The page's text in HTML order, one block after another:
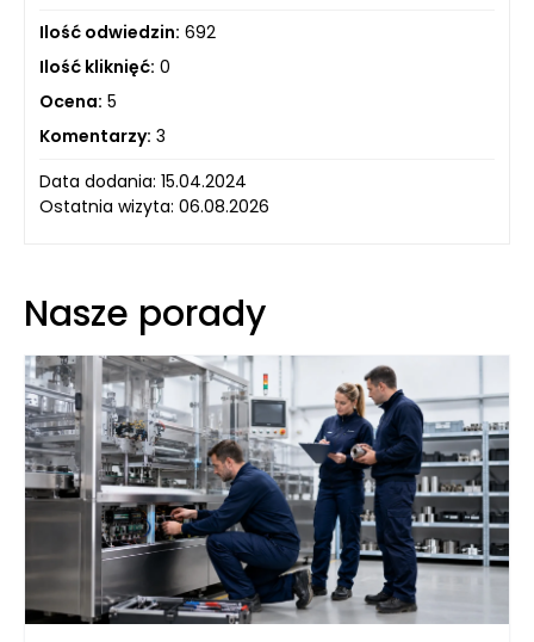
Ilość odwiedzin: 692
Ilość kliknięć: 0
Ocena: 5
Komentarzy: 3
Data dodania: 15.04.2024
Ostatnia wizyta: 06.08.2026
Nasze porady